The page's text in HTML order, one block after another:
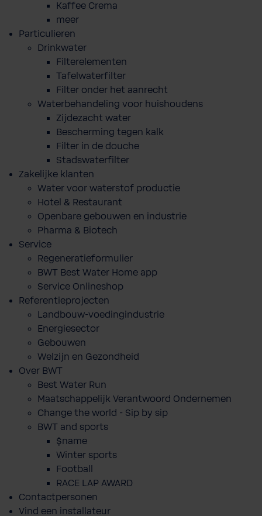
Kaffee Crema
meer
Particulieren
Drinkwater
Filterelementen
Tafelwaterfilter
Filter onder het aanrecht
Waterbehandeling voor huishoudens
Zijdezacht water
Bescherming tegen kalk
Filter in de douche
Stadswaterfilter
Zakelijke klanten
Water voor waterstof productie
Hotel & Restaurant
Openbare gebouwen en industrie
Pharma & Biotech
Service
Regeneratieformulier
BWT Best Water Home app
Service Onlineshop
Referentieprojecten
Landbouw-voedingindustrie
Energiesector
Gebouwen
Welzijn en Gezondheid
Over BWT
Best Water Run
Maatschappelijk Verantwoord Ondernemen
Change the world - Sip by sip
BWT and sports
$name
Winter sports
Football
RACE LAP AWARD
Contactpersonen
Vind een installateur